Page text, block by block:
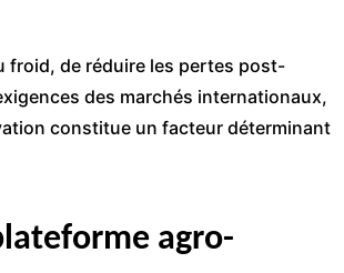
froid, de réduire les pertes post-
des marchés internationaux,
constitue un facteur déterminant
agro-